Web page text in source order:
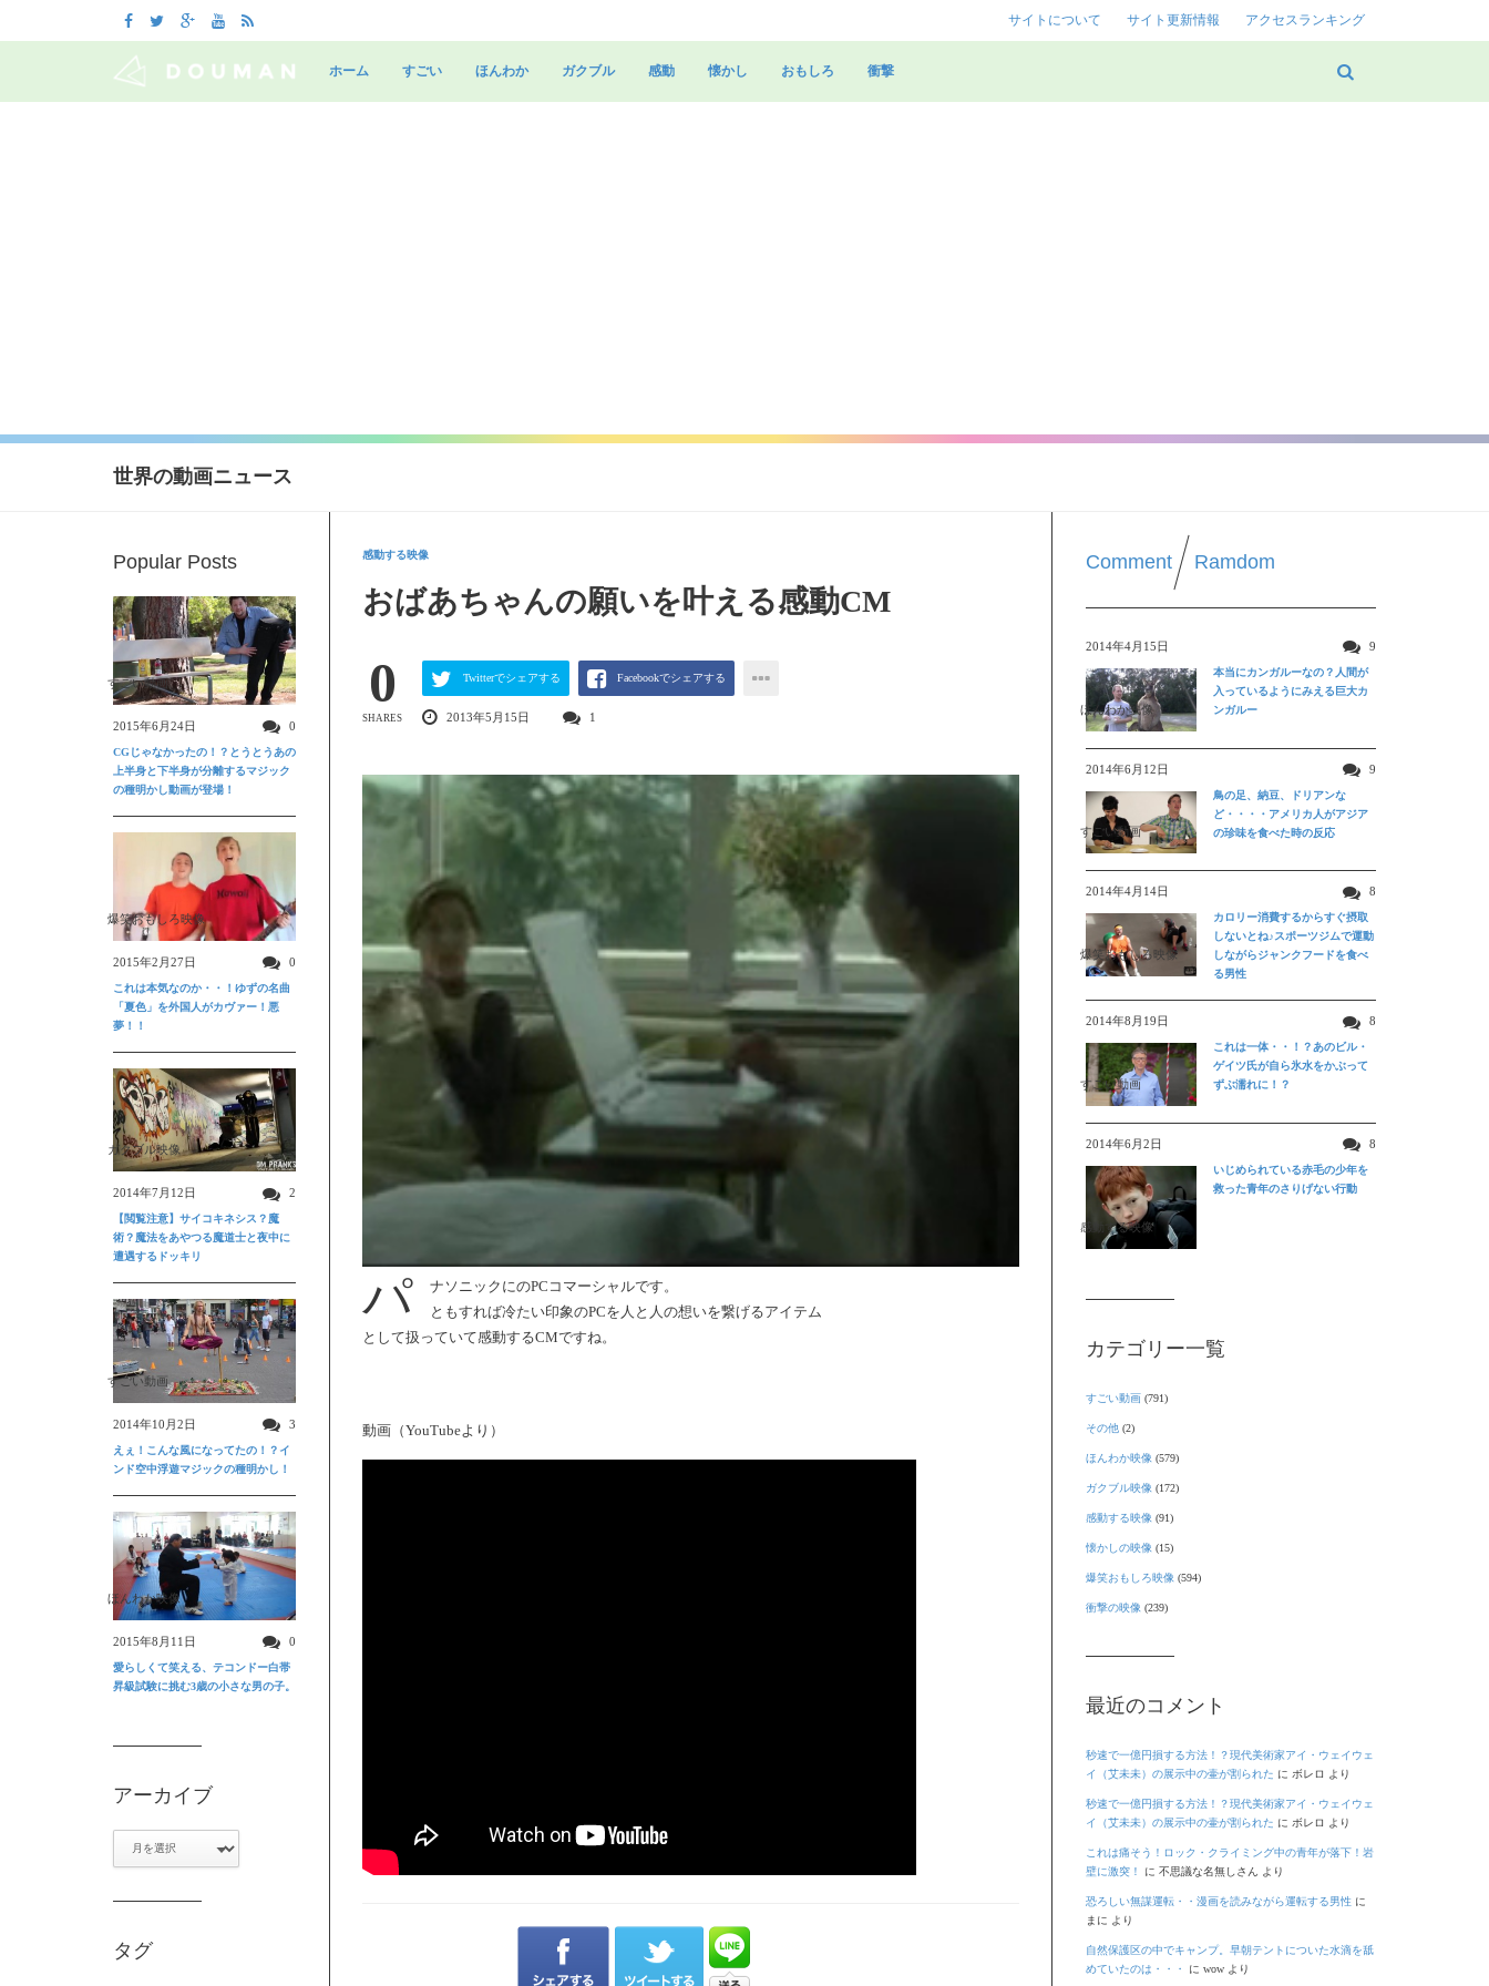
サイトについて サイト更新情報 アクセスランキング
to
ホーム すごい ほんわか ガクブル 感動 懐かし おもしろ 衝撃
世界の動画ニュース
感動する映像
おばあちゃんの願いを叶える感動CM
0
SHARES
Twitterでシェアする Facebookでシェアする
2013年5月15日 1
パ
ナソニックにのPCコマーシャルです。
ともすれば冷たい印象のPCを人と人の想いを繋げるアイテム
として扱っていて感動するCMですね。
動画（YouTubeより）
Comment Ramdom
2014年4月15日 9
ほんわか映像
本当にカンガルーなの？人間が
入っているようにみえる巨大カ
ンガルー
2014年6月12日 9
すごい動画
鳥の足、納豆、ドリアンな
ど・・・・アメリカ人がアジア
の珍味を食べた時の反応
2014年4月14日 8
爆笑おもしろ映像
カロリー消費するからすぐ摂取
しないとね♪スポーツジムで運動
しながらジャンクフードを食べ
る男性
2014年8月19日 8
すごい動画
これは一体・・！？あのビル・
ゲイツ氏が自ら氷水をかぶって
ずぶ濡れに！？
2014年6月2日 8
感動する映像
いじめられている赤毛の少年を
救った青年のさりげない行動
カテゴリー一覧
すごい動画 (791)
その他 (2)
ほんわか映像 (579)
ガクブル映像 (172)
感動する映像 (91)
懐かしの映像 (15)
爆笑おもしろ映像 (594)
衝撃の映像 (239)
最近のコメント
秒速で一億円損する方法！？現代美術家アイ・ウェイウェ
イ（艾未未）の展示中の壷が割られた に ボレロ より
秒速で一億円損する方法！？現代美術家アイ・ウェイウェ
イ（艾未未）の展示中の壷が割られた に ボレロ より
これは痛そう！ロック・クライミング中の青年が落下！岩
壁に激突！
に 不思議な名無しさん より
恐ろしい無謀運転・・漫画を読みながら運転する男性に
まに より
自然保護区の中でキャンプ。早朝テントについた水滴を舐
めていたのは・・・
に wowより
Popular Posts
すごい動画
2015年6月24日 0
CGじゃなかったの！？とうとうあの
上半身と下半身が分離するマジック
の種明かし動画が登場！
爆笑おもしろ映像
2015年2月27日 0
これは本気なのか・・！ゆずの名曲
「夏色」を外国人がカヴァー！悪
夢！！
ガクブル映像
2014年7月12日 2
【閲覧注意】サイコキネシス？魔
術？魔法をあやつる魔道士と夜中に
遭遇するドッキリ
すごい動画
2014年10月2日 3
えぇ！こんな風になってたの！？イ
ンド空中浮遊マジックの種明かし！
ほんわか映像
2015年8月11日 0
愛らしくて笑える、テコンドー白帯
昇級試験に挑む3歳の小さな男の子。
アーカイブ
タグ